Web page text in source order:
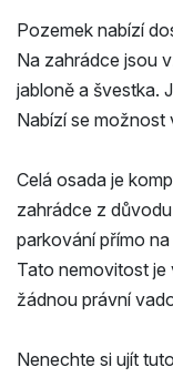
Pozemek nabízí
Na zahrádce jsou
jabloně a švestka.
Nabízí se možnost
Celá osada je
zahrádce z
parkování přímo
Tato nemovitost
žádnou právní
Nenechte si ujít